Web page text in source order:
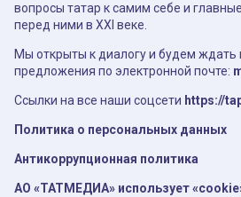
вопросы татар к самим себе и
перед ними в XXI веке.
Мы открыты к диалогу и будем ждать
предложения по электронной почте:
Ссылки на все наши соцсети https://
Политика о персональных данных
Антикоррупционная политика
АО «ТАТМЕДИА» использует